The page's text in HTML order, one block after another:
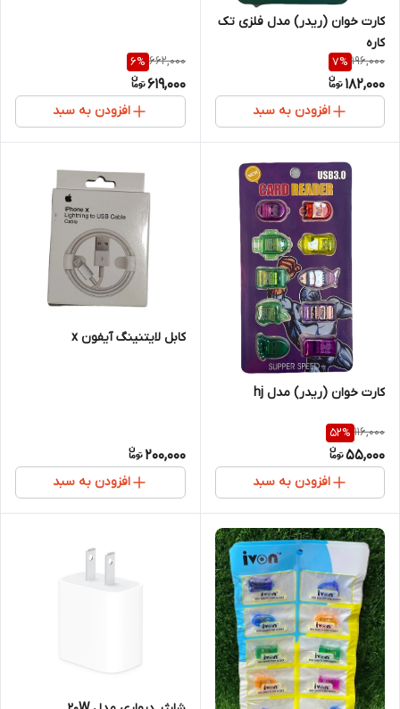
کارت‌ خوان (ریدر) مدل فلزی تک
کاره
196,000
7%
182,000
افزودن به سبد
662,000
6%
619,000
افزودن به سبد
کارت‌ خوان (ریدر) مدل hj
116,000
52%
55,000
افزودن به سبد
کابل لایتنینگ آیفون x
200,000
افزودن به سبد